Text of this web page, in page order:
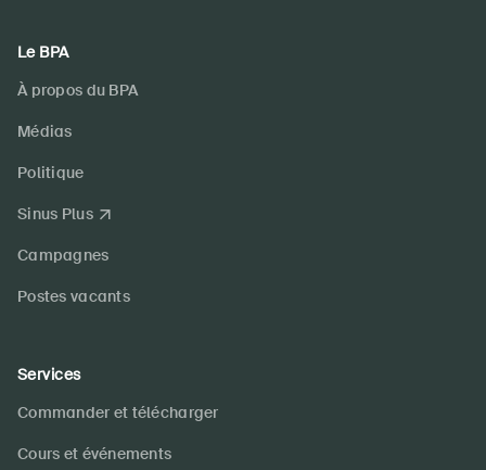
Le BPA
À propos du BPA
Médias
Politique
Sinus Plus
Campagnes
Postes vacants
Services
Commander et télécharger
Cours et événements